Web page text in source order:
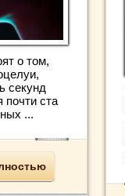
о том,
секунд
ста
...